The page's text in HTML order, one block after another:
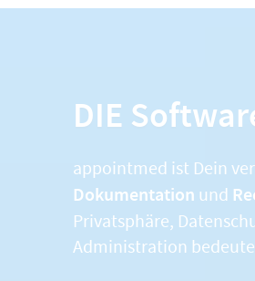
DIE
appointmed ist Dein
Dokumentation und
Privatsphäre,
Administration